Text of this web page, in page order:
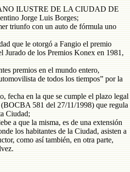
ILUSTRE DE LA CIUDAD DE
Jorge Luis Borges;
triunfo con un auto de fórmula uno
que le otorgó a Fangio el premio
de los Premios Konex en 1981,
premios en el mundo entero,
de todos los tiempos” por la
fecha en la que se cumple el plazo legal
581 del 27/11/1998) que regula
Ciudad;
a que la misma, es de una extensión
los habitantes de la Ciudad, asisten a
como así también, en otra parte,